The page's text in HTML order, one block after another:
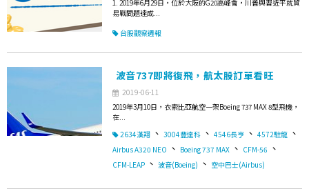
1. 2019年6月29日，位於大阪的G20高峰會，川普與習近平就貿
易戰問題達成...
台股觀察週報
波音737即將復飛，航太股訂單看旺
2019-06-11
2019年3月10日，衣索比亞航空一架Boeing 737 MAX 8型飛機，
在...
2634漢翔 、 3004豐達科 、 4546長亨 、 4572駐龍 、
Airbus A320 NEO 、 Boeing 737 MAX 、 CFM-56 、
CFM-LEAP 、 波音(Boeing) 、 空中巴士(Airbus)